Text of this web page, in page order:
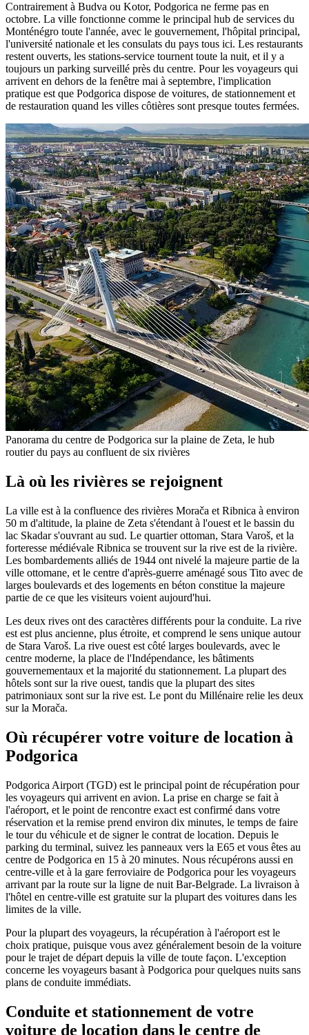
Contrairement à Budva ou Kotor, Podgorica ne ferme pas en
octobre. La ville fonctionne comme le principal hub de services du
Monténégro toute l'année, avec le gouvernement, l'hôpital principal,
l'université nationale et les consulats du pays tous ici. Les restaurants
restent ouverts, les stations-service tournent toute la nuit, et il y a
toujours un parking surveillé près du centre. Pour les voyageurs qui
arrivent en dehors de la fenêtre mai à septembre, l'implication
pratique est que Podgorica dispose de voitures, de stationnement et
de restauration quand les villes côtières sont presque toutes fermées.
Panorama du centre de Podgorica sur la plaine de Zeta, le hub
routier du pays au confluent de six rivières
Là où les rivières se rejoignent
La ville est à la confluence des rivières Morača et Ribnica à environ
50 m d'altitude, la plaine de Zeta s'étendant à l'ouest et le bassin du
lac Skadar s'ouvrant au sud. Le quartier ottoman, Stara Varoš, et la
forteresse médiévale Ribnica se trouvent sur la rive est de la rivière.
Les bombardements alliés de 1944 ont nivelé la majeure partie de la
ville ottomane, et le centre d'après-guerre aménagé sous Tito avec de
larges boulevards et des logements en béton constitue la majeure
partie de ce que les visiteurs voient aujourd'hui.
Les deux rives ont des caractères différents pour la conduite. La rive
est est plus ancienne, plus étroite, et comprend le sens unique autour
de Stara Varoš. La rive ouest est côté larges boulevards, avec le
centre moderne, la place de l'Indépendance, les bâtiments
gouvernementaux et la majorité du stationnement. La plupart des
hôtels sont sur la rive ouest, tandis que la plupart des sites
patrimoniaux sont sur la rive est. Le pont du Millénaire relie les deux
sur la Morača.
Où récupérer votre voiture de location à
Podgorica
Podgorica Airport (TGD) est le principal point de récupération pour
les voyageurs qui arrivent en avion. La prise en charge se fait à
l'aéroport, et le point de rencontre exact est confirmé dans votre
réservation et la remise prend environ dix minutes, le temps de faire
le tour du véhicule et de signer le contrat de location. Depuis le
parking du terminal, suivez les panneaux vers la E65 et vous êtes au
centre de Podgorica en 15 à 20 minutes. Nous récupérons aussi en
centre-ville et à la gare ferroviaire de Podgorica pour les voyageurs
arrivant par la route sur la ligne de nuit Bar-Belgrade. La livraison à
l'hôtel en centre-ville est gratuite sur la plupart des voitures dans les
limites de la ville.
Pour la plupart des voyageurs, la récupération à l'aéroport est le
choix pratique, puisque vous avez généralement besoin de la voiture
pour le trajet de départ depuis la ville de toute façon. L'exception
concerne les voyageurs basant à Podgorica pour quelques nuits sans
plans de conduite immédiats.
Conduite et stationnement de votre
voiture de location dans le centre de